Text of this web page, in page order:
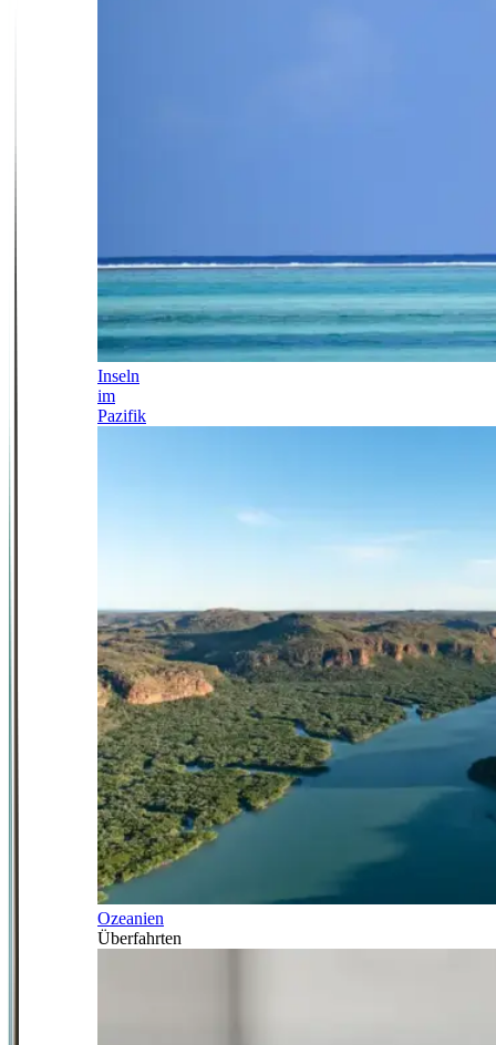
Inseln
im
Pazifik
Ozeanien
Überfahrten